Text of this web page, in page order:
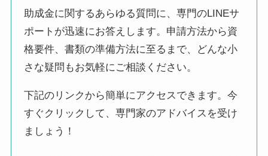
助成金に関するあらゆる質問に、専門のLINEサ
ポートが迅速にお答えします。申請方法から資
格要件、書類の準備方法に至るまで、どんな小
さな疑問もお気軽にご相談ください。
下記のリンクから簡単にアクセスできます。今
すぐクリックして、専門家のアドバイスを受け
ましょう！